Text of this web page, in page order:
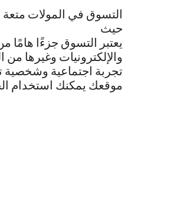
التسوق في المولات متعة
حيث
يعتبر التسوق جزءًا هامًا
والإلكترونيات وغيرها
تجربة اجتماعية وشخصية
موقعك يمكنك استخدام